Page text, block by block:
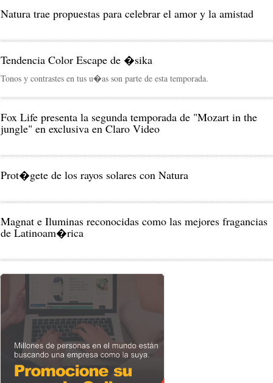
Natura trae propuestas para celebrar el amor y la amistad
Tendencia Color Escape de �sika
Tonos y contrastes en tus u�as son parte de esta temporada.
Fox Life presenta la segunda temporada de "Mozart in the
jungle" en exclusiva en Claro Video
Prot�gete de los rayos solares con Natura
Magnat e Iluminas reconocidas como las mejores fragancias
de Latinoam�rica